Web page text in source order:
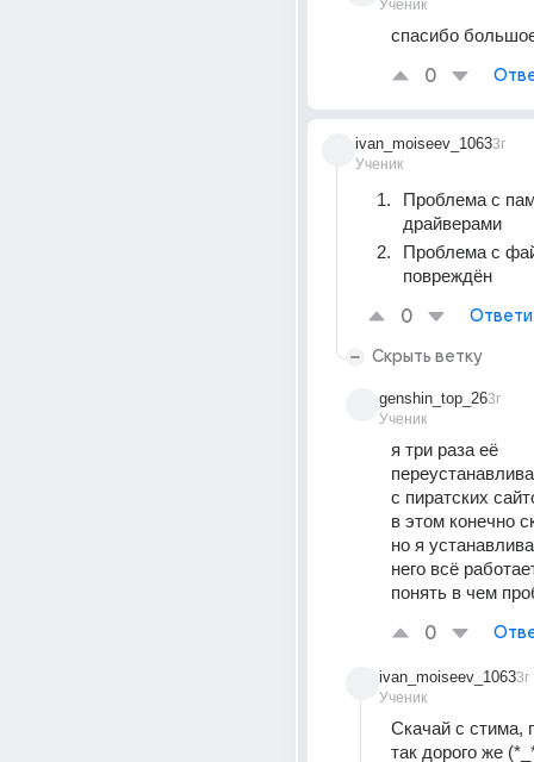
Ученик
спасибо
0
ivan_moiseev_1063
Ученик
3г
Проблема с
драйверами
Проблема с
повреждён
0
Скрыть ветку
genshin_top_26
Ученик
3г
я три раза её
с пиратских
в этом конечно
но я
него всё
понять в чем
0
ivan_moiseev_1063
Ученик
3г
Скачай с стима,
так дорого же